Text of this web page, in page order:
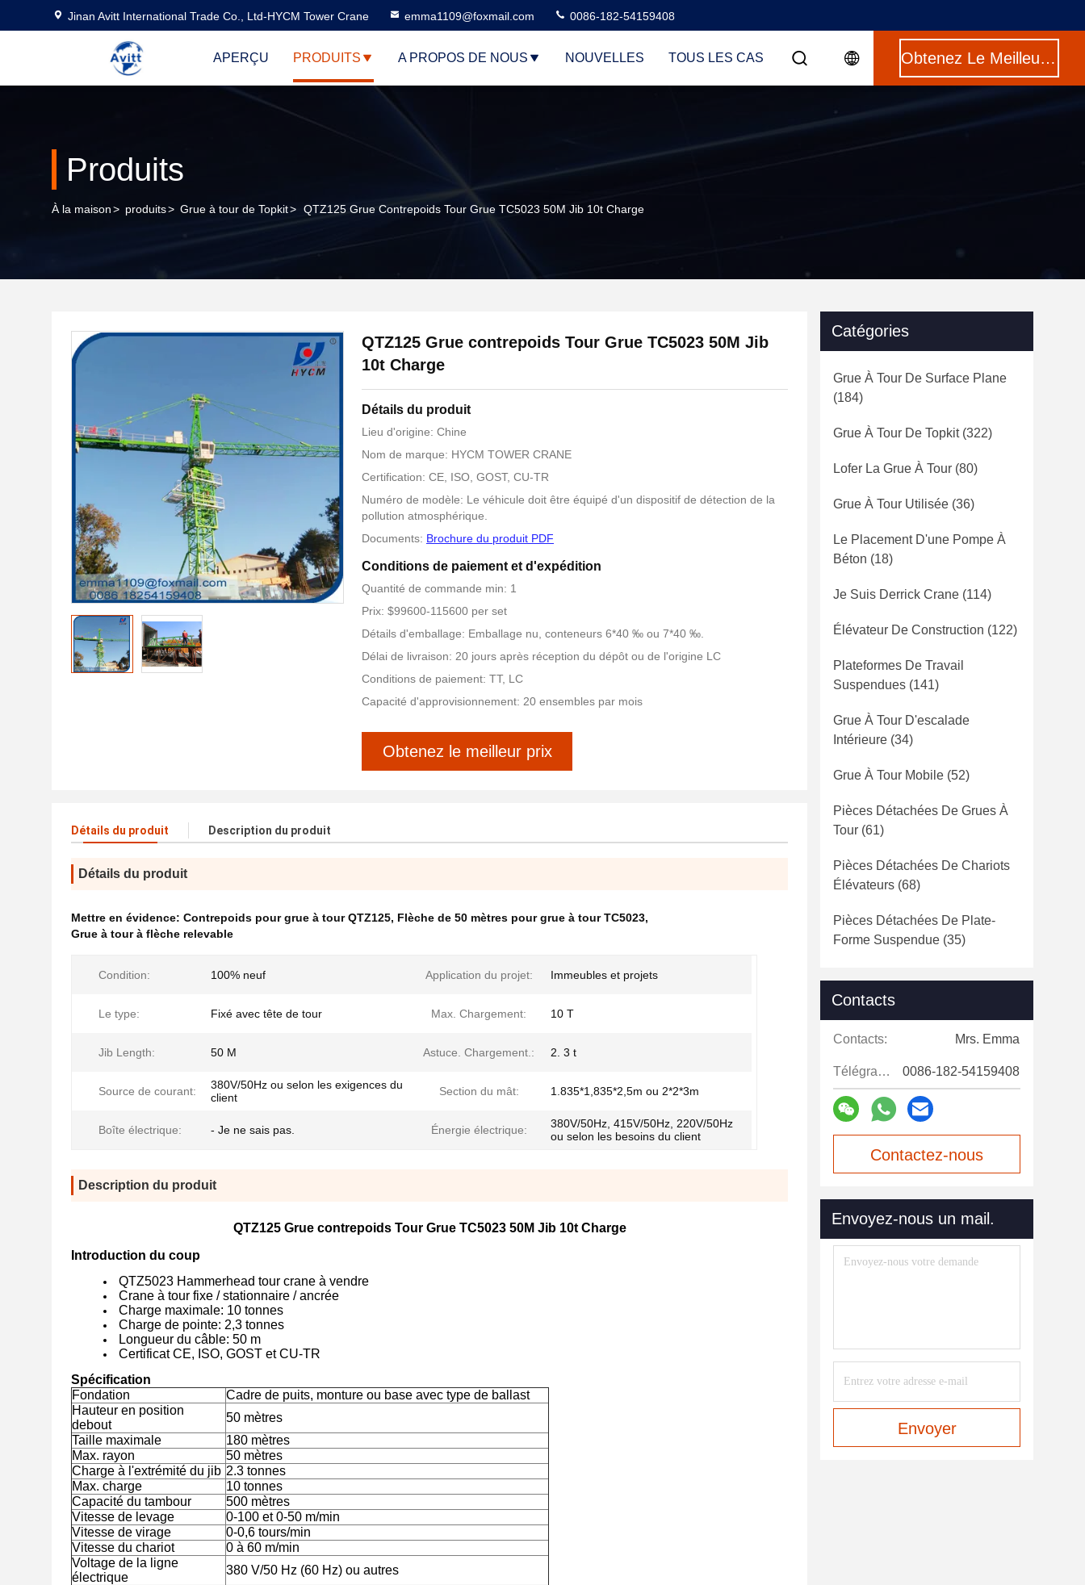
Jinan Avitt International Trade Co., Ltd-HYCM Tower Crane emma1109@foxmail.com 0086-182-54159408
APERÇU PRODUITS A PROPOS DE NOUS NOUVELLES TOUS LES CAS Obtenez Le Meilleur Prix
Produits
À la maison> produits> Grue à tour de Topkit> QTZ125 Grue Contrepoids Tour Grue TC5023 50M Jib 10t Charge
QTZ125 Grue contrepoids Tour Grue TC5023 50M Jib
10t Charge
Détails du produit
Lieu d'origine: Chine
Nom de marque: HYCM TOWER CRANE
Certification: CE, ISO, GOST, CU-TR
Numéro de modèle: Le véhicule doit être équipé d'un dispositif de détection de la
pollution atmosphérique.
Documents: Brochure du produit PDF
Conditions de paiement et d'expédition
Quantité de commande min: 1
Prix: $99600-115600 per set
Détails d'emballage: Emballage nu, conteneurs 6*40 ‰ ou 7*40 ‰.
Délai de livraison: 20 jours après réception du dépôt ou de l'origine LC
Conditions de paiement: TT, LC
Capacité d'approvisionnement: 20 ensembles par mois
Obtenez le meilleur prix
Détails du produit Description du produit
Détails du produit
Mettre en évidence: Contrepoids pour grue à tour QTZ125, Flèche de 50 mètres pour grue à tour TC5023,
Grue à tour à flèche relevable
Condition: 100% neuf Application du projet: Immeubles et projets
Le type: Fixé avec tête de tour Max. Chargement: 10 T
Jib Length: 50 M Astuce. Chargement.: 2. 3 t
Source de courant:
380V/50Hz ou selon les exigences du
client
Section du mât: 1.835*1,835*2,5m ou 2*2*3m
Boîte électrique: - Je ne sais pas. Énergie électrique:
380V/50Hz, 415V/50Hz, 220V/50Hz
ou selon les besoins du client
Description du produit
QTZ125 Grue contrepoids Tour Grue TC5023 50M Jib 10t Charge
Introduction du coup
QTZ5023 Hammerhead tour crane à vendre
Crane à tour fixe / stationnaire / ancrée
Charge maximale: 10 tonnes
Charge de pointe: 2,3 tonnes
Longueur du câble: 50 m
Certificat CE, ISO, GOST et CU-TR
Spécification
Fondation
Cadre de puits, monture ou base avec type de ballast
Hauteur en position
debout
50 mètres
Taille maximale
180 mètres
Max. rayon
50 mètres
Charge à l'extrémité du jib 2.3 tonnes
Max. charge
10 tonnes
Capacité du tambour
500 mètres
Vitesse de levage
0-100 et 0-50 m/min
Vitesse de virage
0-0,6 tours/min
Vitesse du chariot
0 à 60 m/min
Voltage de la ligne
électrique
380 V/50 Hz (60 Hz) ou autres
Catégories
Grue À Tour De Surface Plane
(184)
Grue À Tour De Topkit(322)
Lofer La Grue À Tour (80)
Grue À Tour Utilisée (36)
Le Placement D'une Pompe À
Béton (18)
Je Suis Derrick Crane (114)
Élévateur De Construction (122)
Plateformes De Travail
Suspendues (141)
Grue À Tour D'escalade
Intérieure (34)
Grue À Tour Mobile (52)
Pièces Détachées De Grues À
Tour (61)
Pièces Détachées De Chariots
Élévateurs (68)
Pièces Détachées De Plate-
Forme Suspendue (35)
Contacts
Contacts: Mrs. Emma
Télégramme: 0086-182-54159408
Contactez-nous
Envoyez-nous un mail.
Envoyer